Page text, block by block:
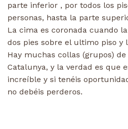
parte inferior , por todos los
personas, hasta la parte
La cima es coronada cuando
dos pies sobre el ultimo piso y
Hay muchas collas (grupos)
Catalunya, y la verdad es que
increíble y si tenéis
no debéis perderos.